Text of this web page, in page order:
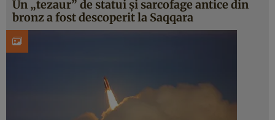
Un „tezaur” de statui și sarcofage antice din
bronz a fost descoperit la Saqqara